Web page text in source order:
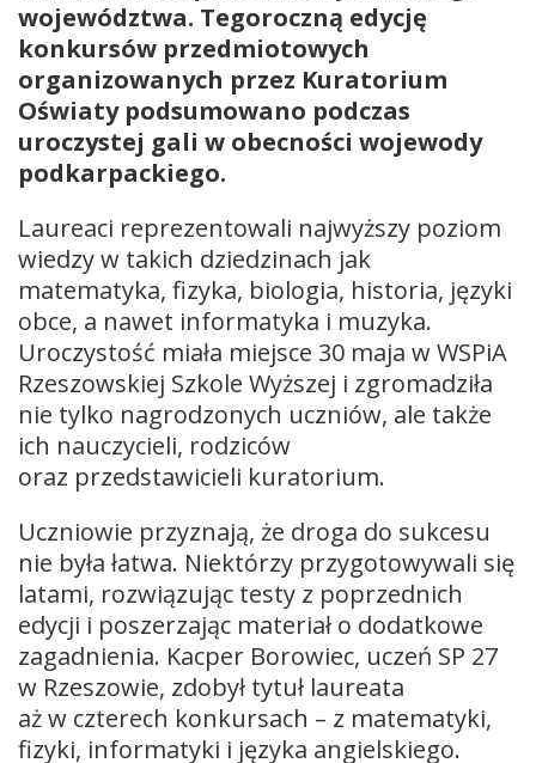
województwa. Tegoroczną edycję
konkursów przedmiotowych
organizowanych przez Kuratorium
Oświaty podsumowano podczas
uroczystej gali w obecności wojewody
podkarpackiego.
Laureaci reprezentowali najwyższy poziom
wiedzy w takich dziedzinach jak
matematyka, fizyka, biologia, historia, języki
obce, a nawet informatyka i muzyka.
Uroczystość miała miejsce 30 maja w WSPiA
Rzeszowskiej Szkole Wyższej i zgromadziła
nie tylko nagrodzonych uczniów, ale także
ich nauczycieli, rodziców
oraz przedstawicieli kuratorium.
Uczniowie przyznają, że droga do sukcesu
nie była łatwa. Niektórzy przygotowywali się
latami, rozwiązując testy z poprzednich
edycji i poszerzając materiał o dodatkowe
zagadnienia. Kacper Borowiec, uczeń SP 27
w Rzeszowie, zdobył tytuł laureata
aż w czterech konkursach – z matematyki,
fizyki, informatyki i języka angielskiego.